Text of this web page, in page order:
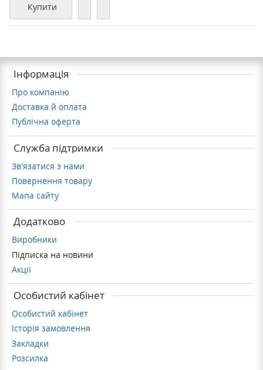
Купити
Інформація
Про компанію
Доставка й оплата
Публічна оферта
Служба підтримки
Зв'язатися з нами
Повернення товару
Мапа сайту
Додатково
Виробники
Підписка на новини
Акції
Особистий кабінет
Особистий кабінет
Історія замовлення
Закладки
Розсилка